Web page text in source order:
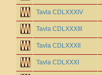
Tavla CDLXXXIV
Tavla CDLXXXIII
Tavla CDLXXXII
Tavla CDLXXXI